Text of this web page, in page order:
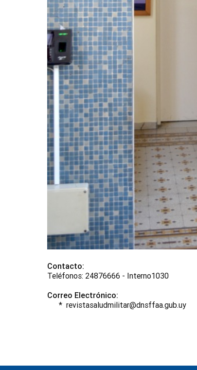
Contacto:
Teléfonos: 24876666 - Interno1030
Correo Electrónico:
* revistasaludmilitar@dnsffaa.gub.uy